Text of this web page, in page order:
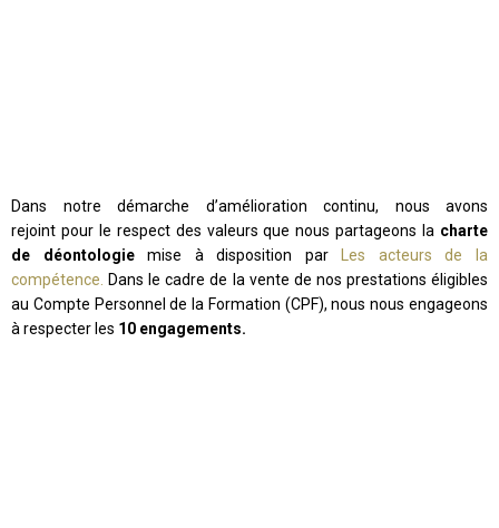
Dans notre démarche d’amélioration continu, nous avons
rejoint pour le respect des valeurs que nous partageons la charte
de déontologiemise à disposition par
Les acteurs de la
compétence.
Dans le cadre de la vente de nos prestations éligibles
au Compte Personnel de la Formation (CPF), nous nous engageons
à respecter les 10 engagements.